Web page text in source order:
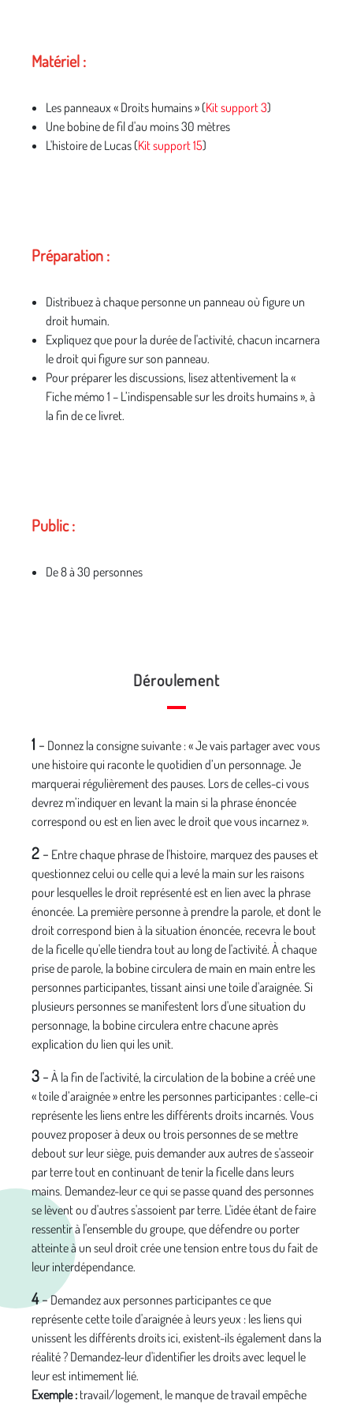
Matériel :
Les panneaux « Droits humains » (Kit support 3)
Une bobine de fil d'au moins 30 mètres
L'histoire de Lucas (Kit support 15)
Préparation :
Distribuez à chaque personne un panneau où figure un
droit humain.
Expliquez que pour la durée de l'activité, chacun incarnera
le droit qui figure sur son panneau.
Pour préparer les discussions, lisez attentivement la «
Fiche mémo 1 – L’indispensable sur les droits humains », à
la fin de ce livret.
Public :
De 8 à 30 personnes
Déroulement
1- Donnez la consigne suivante : « Je vais partager avec vous
une histoire qui raconte le quotidien d’un personnage. Je
marquerai régulièrement des pauses. Lors de celles-ci vous
devrez m’indiquer en levant la main si la phrase énoncée
correspond ou est en lien avec le droit que vous incarnez ».
2- Entre chaque phrase de l'histoire, marquez des pauses et
questionnez celui ou celle qui a levé la main sur les raisons
pour lesquelles le droit représenté est en lien avec la phrase
énoncée. La première personne à prendre la parole, et dont le
droit correspond bien à la situation énoncée, recevra le bout
de la ficelle qu'elle tiendra tout au long de l'activité. À chaque
prise de parole, la bobine circulera de main en main entre les
personnes participantes, tissant ainsi une toile d'araignée. Si
plusieurs personnes se manifestent lors d'une situation du
personnage, la bobine circulera entre chacune après
explication du lien qui les unit.
3- À la fin de l'activité, la circulation de la bobine a créé une
« toile d’araignée » entre les personnes participantes : celle-ci
représente les liens entre les différents droits incarnés. Vous
pouvez proposer à deux ou trois personnes de se mettre
debout sur leur siège, puis demander aux autres de s'asseoir
par terre tout en continuant de tenir la ficelle dans leurs
mains. Demandez-leur ce qui se passe quand des personnes
se lèvent ou d'autres s'assoient par terre. L'idée étant de faire
ressentir à l'ensemble du groupe, que défendre ou porter
atteinte à un seul droit crée une tension entre tous du fait de
leur interdépendance.
4-Demandez aux personnes participantes ce que
représente cette toile d'araignée à leurs yeux : les liens qui
unissent les différents droits ici, existent-ils également dans la
réalité ? Demandez-leur d'identifier les droits avec lequel le
leur est intimement lié.
Exemple : travail/logement, le manque de travail empêche